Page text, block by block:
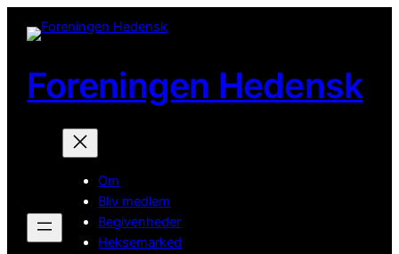
Foreningen Hedensk
Om
Bliv medlem
Begivenheder
Heksemarked